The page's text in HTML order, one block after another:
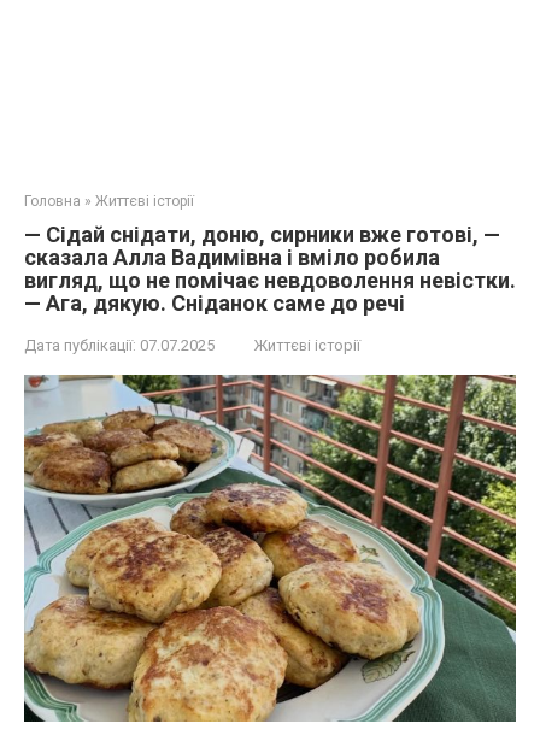
Головна » Життєві історії
— Сідай снідати, доню, сирники вже готові, —
сказала Алла Вадимівна і вміло робила
вигляд, що не помічає невдоволення невістки.
— Ага, дякую. Сніданок саме до речі
Дата публікації: 07.07.2025 Життєві історії